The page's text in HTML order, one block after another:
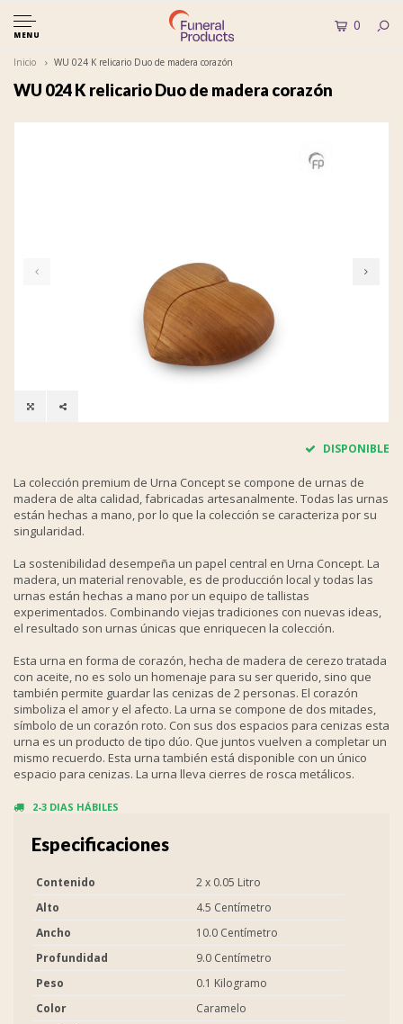
MENU
0
Inicio WU 024 K relicario Duo de madera corazón
WU 024 K relicario Duo de madera corazón
DISPONIBLE
La colección premium de Urna Concept se compone de urnas de
madera de alta calidad, fabricadas artesanalmente. Todas las urnas
están hechas a mano, por lo que la colección se caracteriza por su
singularidad.
La sostenibilidad desempeña un papel central en Urna Concept. La
madera, un material renovable, es de producción local y todas las
urnas están hechas a mano por un equipo de tallistas
experimentados. Combinando viejas tradiciones con nuevas ideas,
el resultado son urnas únicas que enriquecen la colección.
Esta urna en forma de corazón, hecha de madera de cerezo tratada
con aceite, no es solo un homenaje para su ser querido, sino que
también permite guardar las cenizas de 2 personas. El corazón
simboliza el amor y el afecto. La urna se compone de dos mitades,
símbolo de un corazón roto. Con sus dos espacios para cenizas esta
urna es un producto de tipo dúo. Que juntos vuelven a completar un
mismo recuerdo. Esta urna también está disponible con un único
espacio para cenizas. La urna lleva cierres de rosca metálicos.
2-3 DIAS HÁBILES
Especificaciones
Contenido
2 x 0.05 Litro
Alto
4.5 Centímetro
Ancho
10.0 Centímetro
Profundidad
9.0 Centímetro
Peso
0.1 Kilogramo
Color
Caramelo